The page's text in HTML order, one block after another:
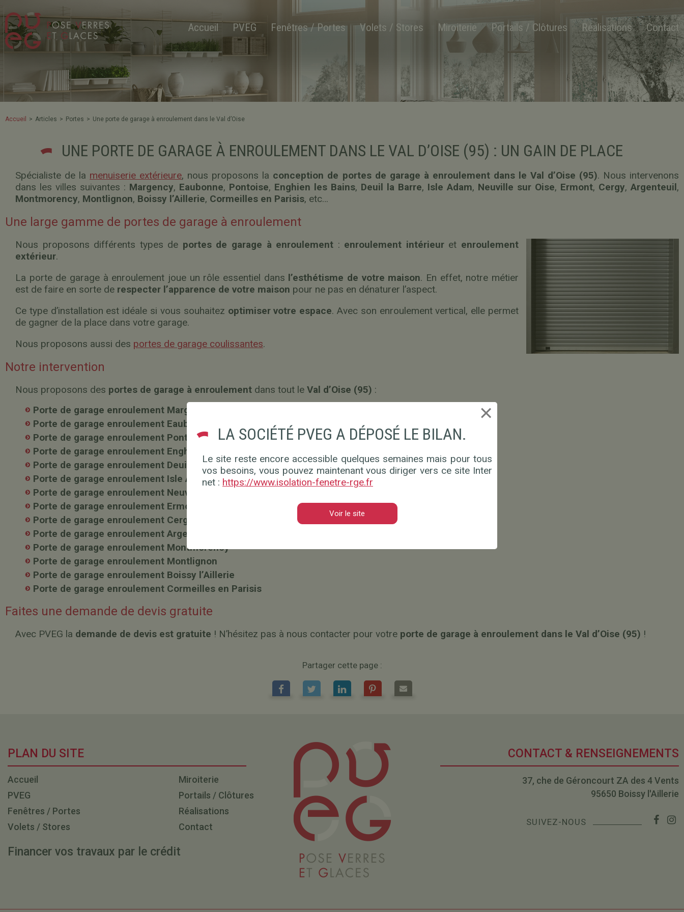
×
LA SOCIÉTÉ PVEG A DÉPOSÉ LE BILAN.
Le site reste encore accessible quelques semaines mais pour tous
vos besoins, vous pouvez maintenant vous diriger vers ce site Inter
net : https://www.isolation-fenetre-rge.fr
Voir le site
Accueil PVEG Fenêtres / Portes Volets / Stores Miroiterie Portails / Clôtures Réalisations Contact
Accueil > Articles > Portes > Une porte de garage à enroulement dans le Val d’Oise
UNE PORTE DE GARAGE À ENROULEMENT DANS LE VAL D’OISE (95) : UN GAIN DE PLACE
Spécialiste de la menuiserie extérieure, nous proposons la conception de portes de garage à enroulement dans le Val d’Oise (95). Nous intervenons
dans les villes suivantes : Margency, Eaubonne, Pontoise, Enghien les Bains, Deuil la Barre, Isle Adam, Neuville sur Oise, Ermont, Cergy, Argenteuil,
Montmorency, Montlignon, Boissy l’Aillerie, Cormeilles en Parisis, etc…
Une large gamme de portes de garage à enroulement
Nous proposons différents types de portes de garage à enroulement : enroulement intérieur et enroulement
extérieur.
La porte de garage à enroulement joue un rôle essentiel dans l’esthétisme de votre maison. En effet, notre métier
est de faire en sorte de respecter l’apparence de votre maison pour ne pas en dénaturer l’aspect.
Ce type d’installation est idéale si vous souhaitez optimiser votre espace. Avec son enroulement vertical, elle permet
de gagner de la place dans votre garage.
Nous proposons aussi des portes de garage coulissantes.
Notre intervention
Nous proposons des portes de garage à enroulement dans tout le Val d’Oise (95) :
Porte de garage enroulement Margency
Porte de garage enroulement Eaubonne
Porte de garage enroulement Pontoise
Porte de garage enroulement Enghien les Bains
Porte de garage enroulement Deuil la Barre
Porte de garage enroulement Isle Adam
Porte de garage enroulement Neuville sur Oise
Porte de garage enroulement Ermont
Porte de garage enroulement Cergy
Porte de garage enroulement Argenteuil
Porte de garage enroulement Montmorency
Porte de garage enroulement Montlignon
Porte de garage enroulement Boissy l’Aillerie
Porte de garage enroulement Cormeilles en Parisis
Faites une demande de devis gratuite
Avec PVEG la demande de devis est gratuite ! N’hésitez pas à nous contacter pour votre porte de garage à enroulement dans le Val d’Oise (95) !
Partager cette page :
PLAN DU SITE
Accueil
PVEG
Fenêtres / Portes
Volets / Stores
Miroiterie
Portails / Clôtures
Réalisations
Contact
Financer vos travaux par le crédit
CONTACT & RENSEIGNEMENTS
37, che de Géroncourt ZA des 4 Vents
95650 Boissy l'Aillerie
SUIVEZ-NOUS